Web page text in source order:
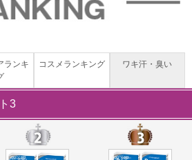
円
オ新鋭オールスター8点セット
目アイテムと定番デオエ―スの8点セット
円
ランキ
コスメランキング ワキ汗・臭い
3